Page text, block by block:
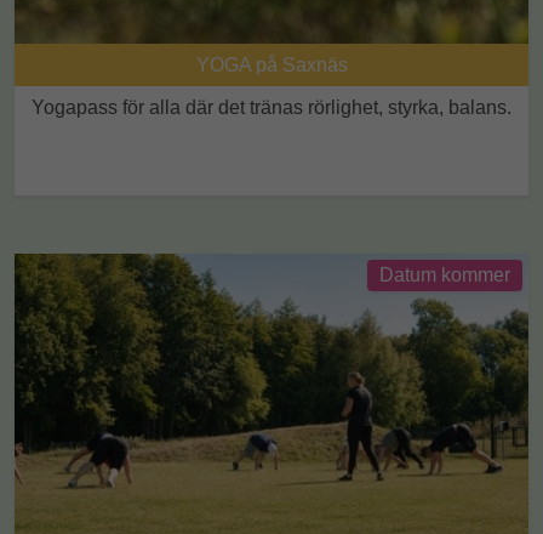
YOGA på Saxnäs
Yogapass för alla där det tränas rörlighet, styrka, balans.
Datum kommer